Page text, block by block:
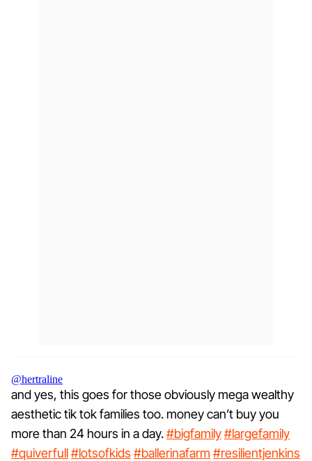
@hertraline
and yes, this goes for those obviously mega wealthy
aesthetic tik tok families too. money can’t buy you
more than 24 hours in a day.#bigfamily#largefamily
#quiverfull#lotsofkids #ballerinafarm #resilientjenkins